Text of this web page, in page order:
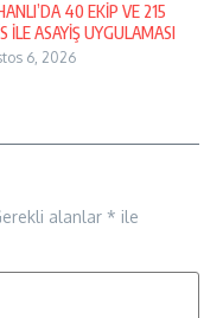
40 EKİP VE 215
İLE ASAYİŞ UYGULAMASI
6, 2026
alanlar * ile